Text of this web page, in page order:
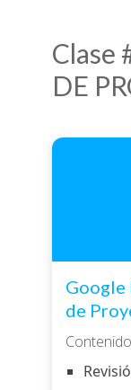
Clase
DE
Google
de